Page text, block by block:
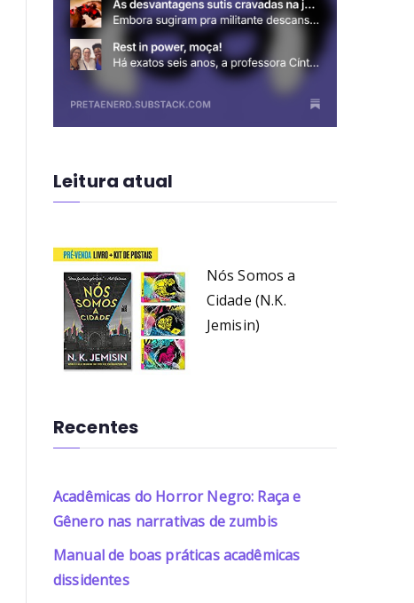
Leitura atual
Nós Somos a
Cidade (N.K.
Jemisin)
Recentes
Acadêmicas do Horror Negro: Raça e
Gênero nas narrativas de zumbis
Manual de boas práticas acadêmicas
dissidentes